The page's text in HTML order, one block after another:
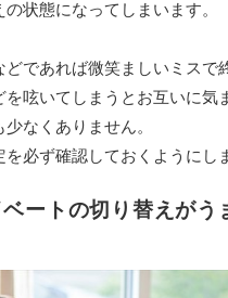
状態になってしまいます。
であれば微笑ましいミスで
を呟いてしまうとお互いに気
なくありません。
必ず確認しておくようにし
ートの切り替えがう